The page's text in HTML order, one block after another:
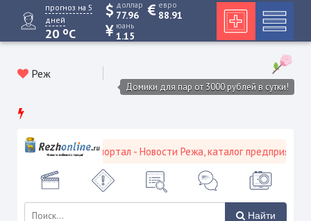
прогноз на 5
дней
20 oC
доллар
77.96
евро
88.91
юань
1.15
Реж
Домики для пар от 3000 рублей в сутки!
городской портал - Новости Режа, каталог предприятий,
Найти